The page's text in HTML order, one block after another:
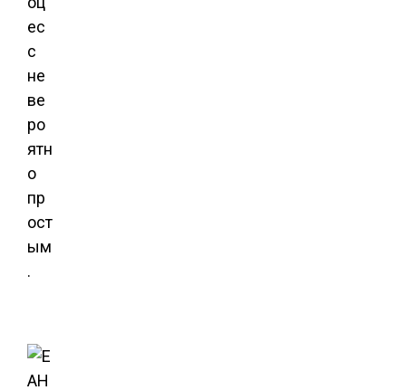
ес
с
не
ве
ро
ятн
о
пр
ост
ым
.